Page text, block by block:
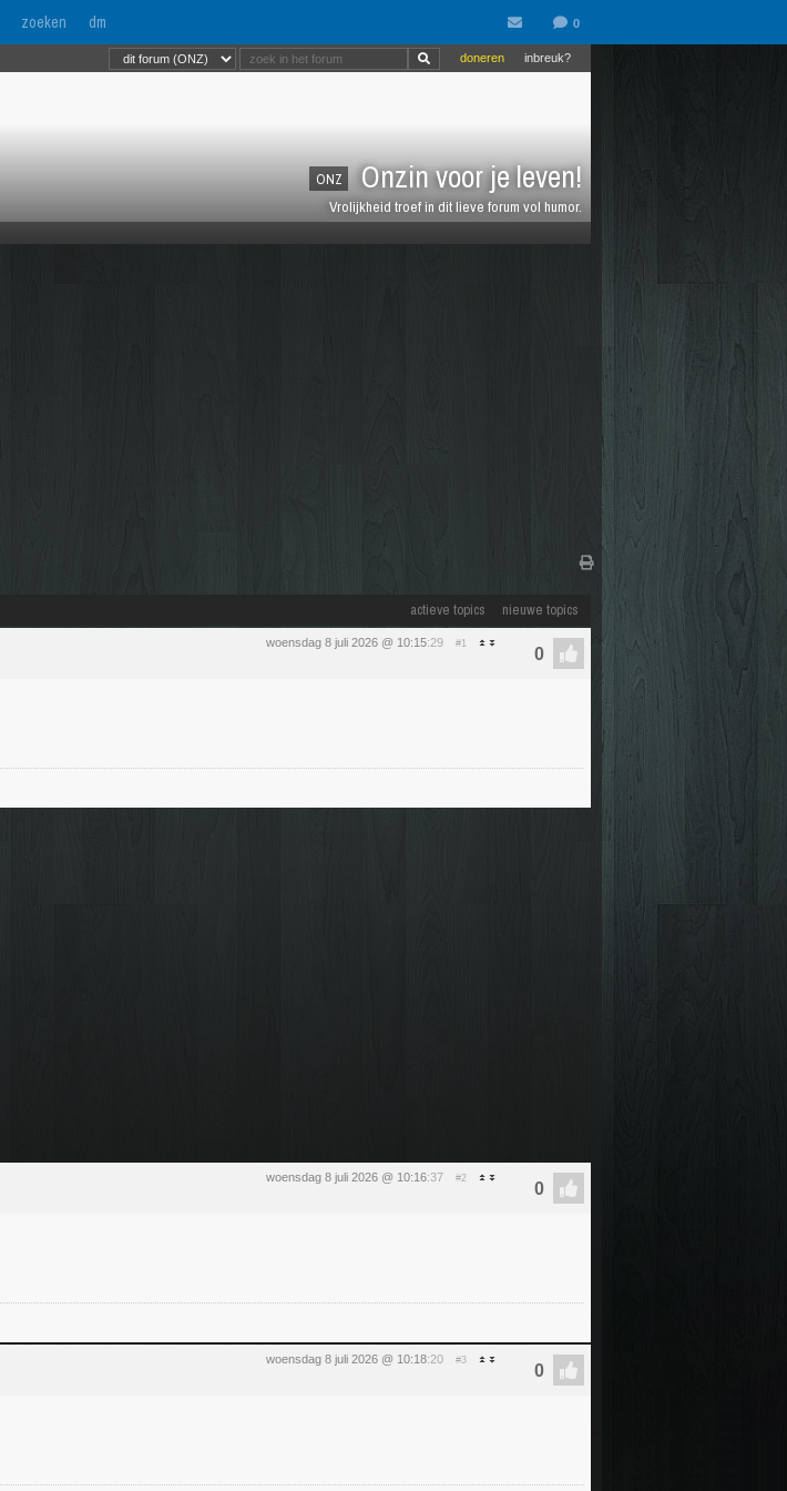
zoeken dm
ONZ Onzin voor je leven!
Vrolijkheid troef in dit lieve forum vol humor.
inbreuk?
doneren
actieve topics nieuwe topics
woensdag 8 juli 2026 @ 10:15:29 #1
woensdag 8 juli 2026 @ 10:16:37 #2
woensdag 8 juli 2026 @ 10:18:20 #3